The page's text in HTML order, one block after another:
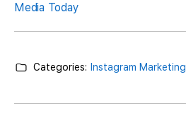
Media Today
Categories: Instagram Marketing